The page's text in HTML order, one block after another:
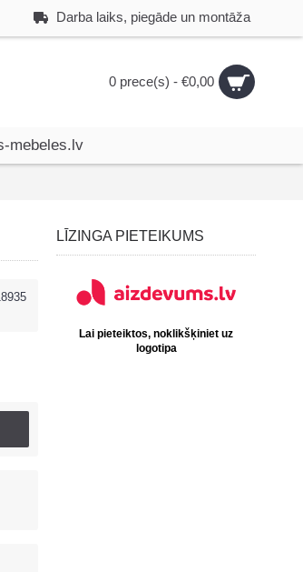
Darba laiks, piegāde un montāža
0 prece(s) - €0,00
mebeles.lv
LĪZINGA PIETEIKUMS
Lai pieteiktos, noklikšķiniet uz
logotipa